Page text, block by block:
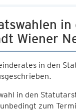
in
Wiener
in den
in den
zum